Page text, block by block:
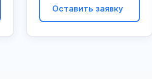
Оставить заявку